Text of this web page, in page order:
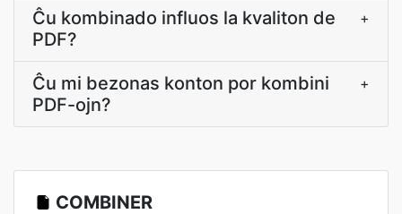
Ĉu kombinado influos la kvaliton de
PDF?
+
Ĉu mi bezonas konton por kombini
PDF-ojn?
+
COMBINER